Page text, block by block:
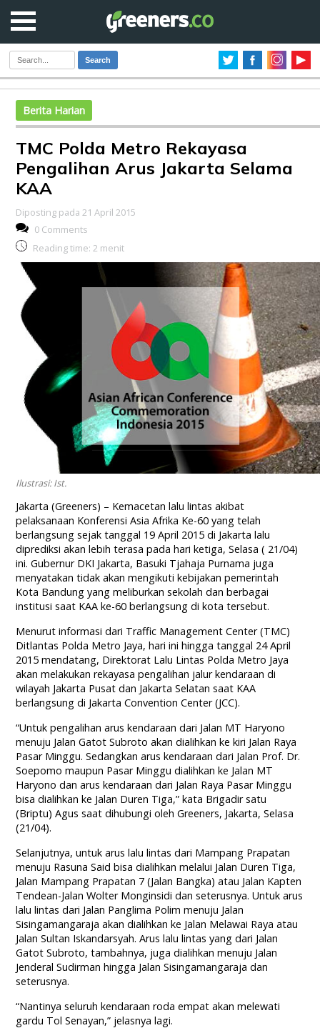
Search
Berita Harian
TMC Polda Metro Rekayasa
Pengalihan Arus Jakarta Selama
KAA
Diposting pada 21 April 2015
0 Comments
Reading time: 2 menit
Ilustrasi: Ist.
Jakarta (Greeners) – Kemacetan lalu lintas akibat
pelaksanaan Konferensi Asia Afrika Ke-60 yang telah
berlangsung sejak tanggal 19 April 2015 di Jakarta lalu
diprediksi akan lebih terasa pada hari ketiga, Selasa ( 21/04)
ini. Gubernur DKI Jakarta, Basuki Tjahaja Purnama juga
menyatakan tidak akan mengikuti kebijakan pemerintah
Kota Bandung yang meliburkan sekolah dan berbagai
institusi saat KAA ke-60 berlangsung di kota tersebut.
Menurut informasi dari Traffic Management Center (TMC)
Ditlantas Polda Metro Jaya, hari ini hingga tanggal 24 April
2015 mendatang, Direktorat Lalu Lintas Polda Metro Jaya
akan melakukan rekayasa pengalihan jalur kendaraan di
wilayah Jakarta Pusat dan Jakarta Selatan saat KAA
berlangsung di Jakarta Convention Center (JCC).
“Untuk pengalihan arus kendaraan dari Jalan MT Haryono
menuju Jalan Gatot Subroto akan dialihkan ke kiri Jalan Raya
Pasar Minggu. Sedangkan arus kendaraan dari Jalan Prof. Dr.
Soepomo maupun Pasar Minggu dialihkan ke Jalan MT
Haryono dan arus kendaraan dari Jalan Raya Pasar Minggu
bisa dialihkan ke Jalan Duren Tiga,” kata Brigadir satu
(Briptu) Agus saat dihubungi oleh Greeners, Jakarta, Selasa
(21/04).
Selanjutnya, untuk arus lalu lintas dari Mampang Prapatan
menuju Rasuna Said bisa dialihkan melalui Jalan Duren Tiga,
Jalan Mampang Prapatan 7 (Jalan Bangka) atau Jalan Kapten
Tendean-Jalan Wolter Monginsidi dan seterusnya. Untuk arus
lalu lintas dari Jalan Panglima Polim menuju Jalan
Sisingamangaraja akan dialihkan ke Jalan Melawai Raya atau
Jalan Sultan Iskandarsyah. Arus lalu lintas yang dari Jalan
Gatot Subroto, tambahnya, juga dialihkan menuju Jalan
Jenderal Sudirman hingga Jalan Sisingamangaraja dan
seterusnya.
“Nantinya seluruh kendaraan roda empat akan melewati
gardu Tol Senayan,” jelasnya lagi.